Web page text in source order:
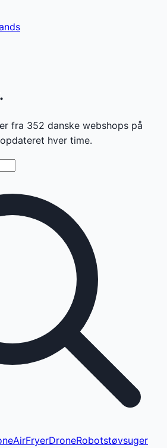
.
fra 352 danske webshops på
hver time.
AirFryerDroneRobotstøvsuger